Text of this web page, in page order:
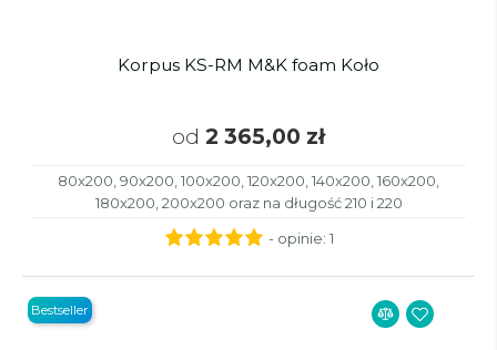
Korpus KS-RM M&K foam Koło
od 2 365,00 zł
80x200, 90x200, 100x200, 120x200, 140x200, 160x200,
180x200, 200x200 oraz na długość 210 i 220
- opinie: 1
Bestseller